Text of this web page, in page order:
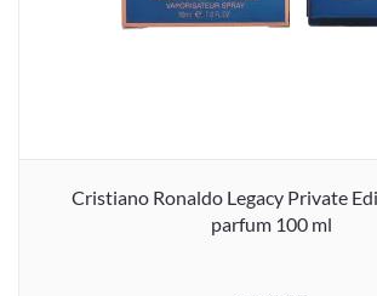
Cristiano Ronaldo Legacy Private
parfum 100 ml